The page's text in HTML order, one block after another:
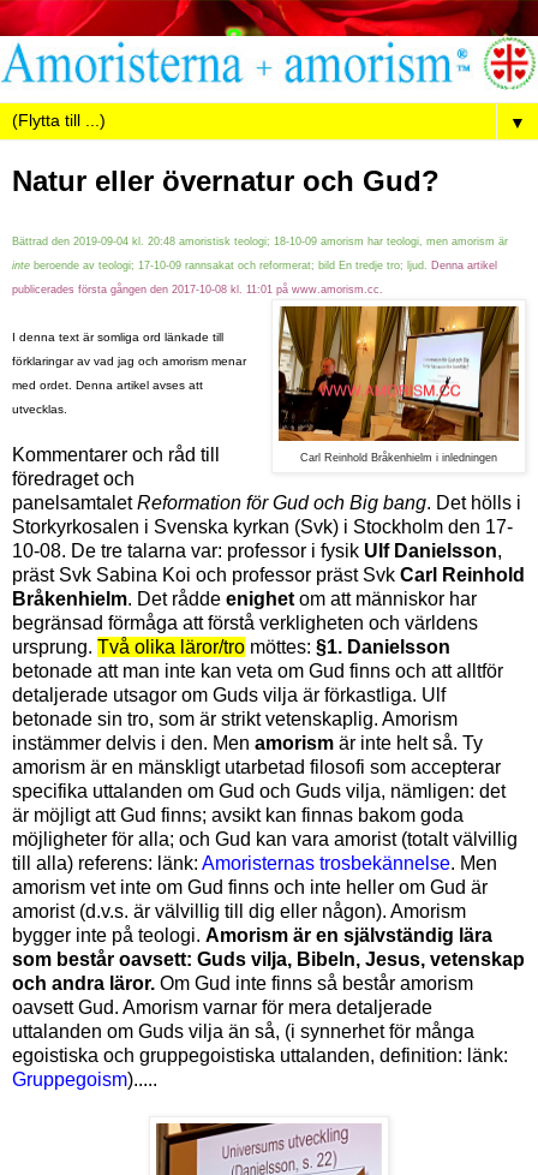
▼
Natur eller övernatur och Gud?
Bättrad den 2019-09-04 kl. 20:48 amoristisk teologi; 18-10-09 amorism har teologi, men amorism är
inte beroende av teologi; 17-10-09 rannsakat och reformerat; bild En tredje tro; ljud. Denna artikel
publicerades första gången den 2017-10-08 kl. 11:01 på www.amorism.cc.
Carl Reinhold Bråkenhielm i inledningen
I denna text är somliga ord länkade till
förklaringar av vad jag och amorism menar
med ordet. Denna artikel avses att
utvecklas.
Kommentarer och råd till
föredraget och
panelsamtaletReformation för Gud och Big bang. Det hölls i
Storkyrkosalen i Svenska kyrkan (Svk) i Stockholm den 17-
10-08. De tre talarna var: professor i fysik Ulf Danielsson,
präst Svk Sabina Koi och professor präst Svk Carl Reinhold
Bråkenhielm. Det rådde enighet om att människor har
begränsad förmåga att förstå verkligheten och världens
ursprung. Två olika läror/tro möttes: §1. Danielsson
betonade att man inte kan veta om Gud finns och att alltför
detaljerade utsagor om Guds vilja är förkastliga. Ulf
betonade sin tro, som är strikt vetenskaplig. Amorism
instämmer delvis i den. Men amorism är inte helt så. Ty
amorism är en mänskligt utarbetad filosofi som accepterar
specifika uttalanden om Gud och Guds vilja, nämligen: det
är möjligt att Gud finns; avsikt kan finnas bakom goda
möjligheter för alla; och Gud kan vara amorist (totalt välvillig
till alla) referens: länk: Amoristernas trosbekännelse. Men
amorism vet inte om Gud finns och inte heller om Gud är
amorist (d.v.s. är välvillig till dig eller någon). Amorism
bygger inte på teologi. Amorism är en självständig lära
som består oavsett: Guds vilja, Bibeln, Jesus, vetenskap
och andra läror. Om Gud inte finns så består amorism
oavsett Gud. Amorism varnar för mera detaljerade
uttalanden om Guds vilja än så, (i synnerhet för många
egoistiska och gruppegoistiska uttalanden, definition: länk:
Gruppegoism).....